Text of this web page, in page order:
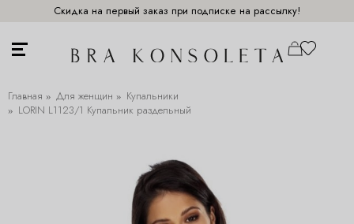
Скидка на первый заказ при подписке на рассылку!
Главная Для женщин
Купальники
LORIN L1123/1 Купальник раздельный